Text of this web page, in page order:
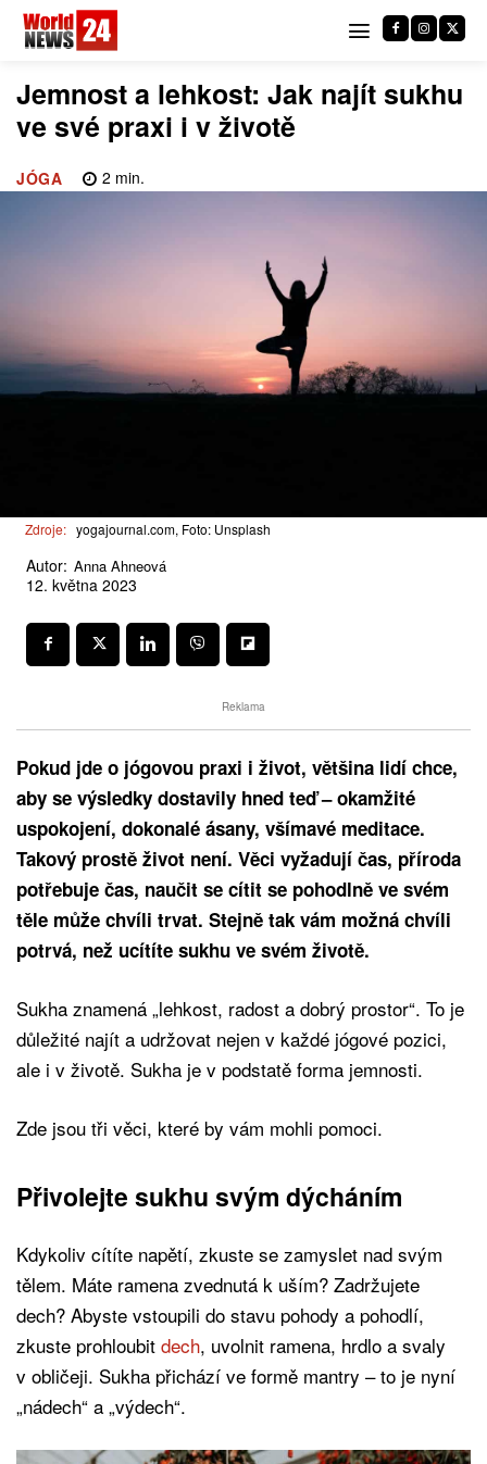
Jemnost a lehkost: Jak najít sukhu
ve své praxi i v životě
JÓGA 2 min.
Zdroje: yogajournal.com, Foto: Unsplash
Autor: Anna Ahneová
12. května 2023
Reklama
Pokud jde o jógovou praxi i život, většina lidí chce,
aby se výsledky dostavily hned teď – okamžité
uspokojení, dokonalé ásany, všímavé meditace.
Takový prostě život není. Věci vyžadují čas, příroda
potřebuje čas, naučit se cítit se pohodlně ve svém
těle může chvíli trvat. Stejně tak vám možná chvíli
potrvá, než ucítíte sukhu ve svém životě.
Sukha znamená „lehkost, radost a dobrý prostor“. To je
důležité najít a udržovat nejen v každé jógové pozici,
ale i v životě. Sukha je v podstatě forma jemnosti.
Zde jsou tři věci, které by vám mohli pomoci.
Přivolejte sukhu svým dýcháním
Kdykoliv cítíte napětí, zkuste se zamyslet nad svým
tělem. Máte ramena zvednutá k uším? Zadržujete
dech? Abyste vstoupili do stavu pohody a pohodlí,
zkuste prohloubit dech, uvolnit ramena, hrdlo a svaly
v obličeji. Sukha přichází ve formě mantry – to je nyní
„nádech“ a „výdech“.